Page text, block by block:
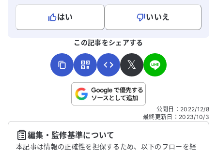
はい
いいえ
こちらは送信専用のフォームです。氏名やご自身の病気の詳細な
送信する
この記事をシェアする
𝕏
公開日 ： 2022/12/8
最終更新日 ： 2023/10/3
編集・監修基準について
本記事は情報の正確性を担保するため、以下のフローを経